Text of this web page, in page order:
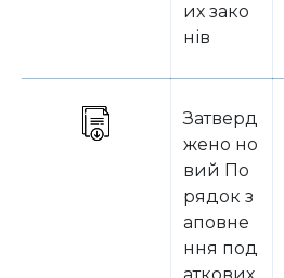
их зако
нів
Затверд
жено но
вий По
рядок з
аповне
ння под